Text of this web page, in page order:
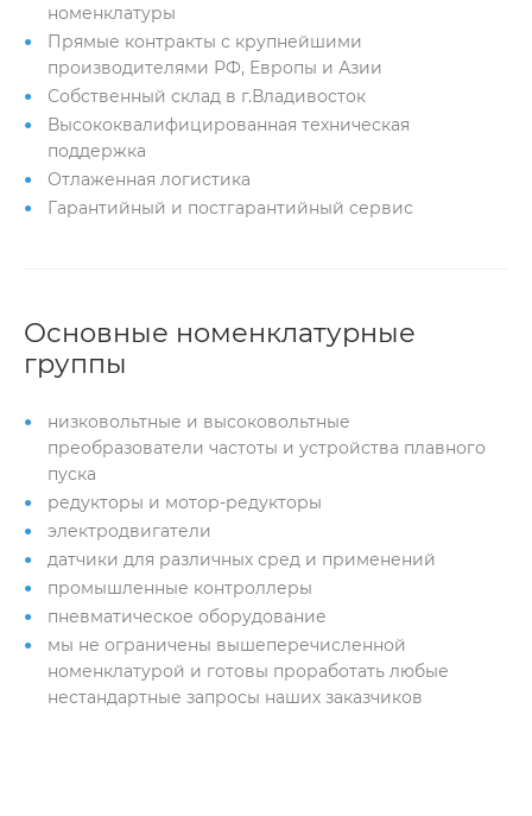
номенклатуры
Прямые контракты с крупнейшими
производителями РФ, Европы и Азии
Собственный склад в г.Владивосток
Высококвалифицированная техническая
поддержка
Отлаженная логистика
Гарантийный и постгарантийный сервис
Основные номенклатурные
группы
низковольтные и высоковольтные
преобразователи частоты и устройства плавного
пуска
редукторы и мотор-редукторы
электродвигатели
датчики для различных сред и применений
промышленные контроллеры
пневматическое оборудование
мы не ограничены вышеперечисленной
номенклатурой и готовы проработать любые
нестандартные запросы наших заказчиков